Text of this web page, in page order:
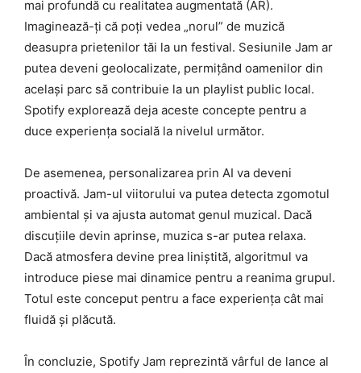
mai profundă cu realitatea augmentată (AR).
Imaginează-ți că poți vedea „norul” de muzică
deasupra prietenilor tăi la un festival. Sesiunile Jam ar
putea deveni geolocalizate, permițând oamenilor din
același parc să contribuie la un playlist public local.
Spotify explorează deja aceste concepte pentru a
duce experiența socială la nivelul următor.
De asemenea, personalizarea prin AI va deveni
proactivă. Jam-ul viitorului va putea detecta zgomotul
ambiental și va ajusta automat genul muzical. Dacă
discuțiile devin aprinse, muzica s-ar putea relaxa.
Dacă atmosfera devine prea liniștită, algoritmul va
introduce piese mai dinamice pentru a reanima grupul.
Totul este conceput pentru a face experiența cât mai
fluidă și plăcută.
În concluzie, Spotify Jam reprezintă vârful de lance al